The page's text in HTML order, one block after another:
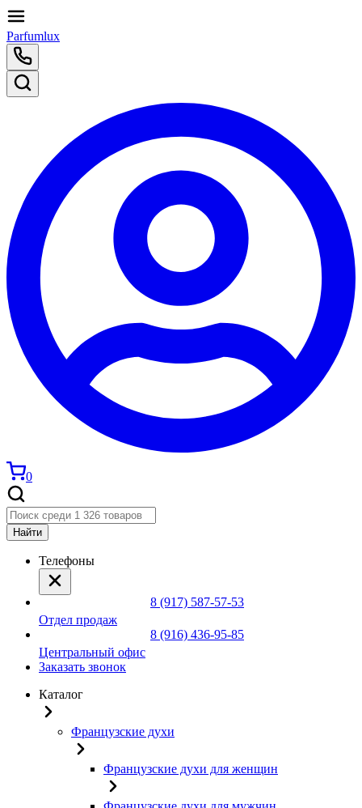
Parfumlux
0
Найти
Телефоны
8 (917) 587-57-53
Отдел продаж
8 (916) 436-95-85
Центральный офис
Заказать звонок
Каталог
Французские духи
Французские духи для женщин